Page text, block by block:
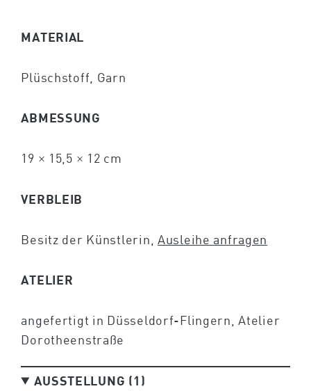
MATERIAL
Plüschstoff, Garn
ABMESSUNG
19 × 15,5 × 12 cm
VERBLEIB
Besitz der Künstlerin, Ausleihe anfragen
ATELIER
angefertigt in Düsseldorf-Flingern, Atelier
Dorotheenstraße
AUSSTELLUNG (1)